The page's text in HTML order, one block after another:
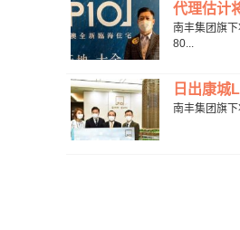
代理估计
南丰集团旗
80...
日出康城
南丰集团旗